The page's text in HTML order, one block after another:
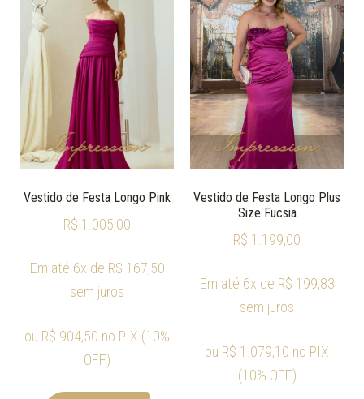
Vestido de Festa Longo Pink
R$ 1.005,00
Em até 6x de R$ 167,50
sem juros
ou R$ 904,50 no PIX (10%
OFF)
Vestido de Festa Longo Plus
Size Fucsia
R$ 1.199,00
Em até 6x de R$ 199,83
sem juros
ou R$ 1.079,10 no PIX
(10% OFF)